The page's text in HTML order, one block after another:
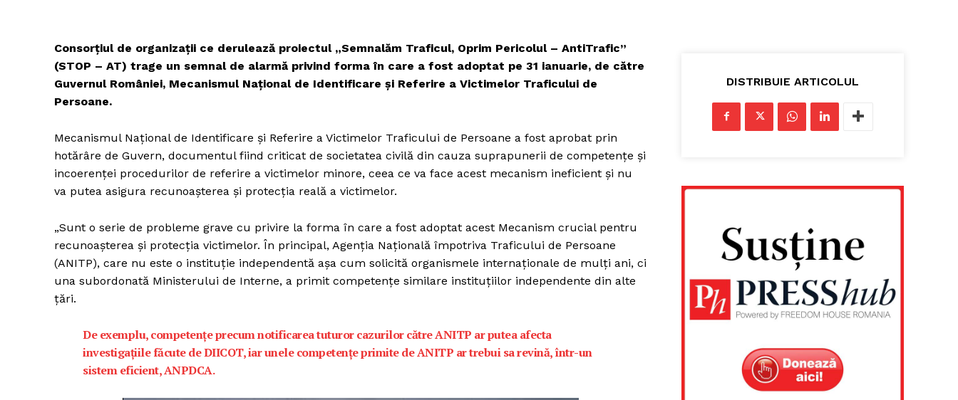
Consorțiul de organizații ce derulează proiectul „Semnalăm Traficul, Oprim Pericolul – AntiTrafic”
(STOP – AT) trage un semnal de alarmă privind forma în care a fost adoptat pe 31 ianuarie, de către
Guvernul României, Mecanismul Național de Identificare și Referire a Victimelor Traficului de
Persoane.
Mecanismul Național de Identificare și Referire a Victimelor Traficului de Persoane a fost aprobat prin
hotărâre de Guvern, documentul fiind criticat de societatea civilă din cauza suprapunerii de competențe și
incoerenței procedurilor de referire a victimelor minore, ceea ce va face acest mecanism ineficient și nu
va putea asigura recunoașterea și protecția reală a victimelor.
„Sunt o serie de probleme grave cu privire la forma în care a fost adoptat acest Mecanism crucial pentru
recunoașterea și protecția victimelor. În principal, Agenția Națională împotriva Traficului de Persoane
(ANITP), care nu este o instituție independentă așa cum solicită organismele internaționale de mulți ani, ci
una subordonată Ministerului de Interne, a primit competențe similare instituțiilor independente din alte
țări.
De exemplu, competențe precum notificarea tuturor cazurilor către ANITP ar putea afecta
investigațiile făcute de DIICOT, iar unele competențe primite de ANITP ar trebui sa revină, într-un
sistem eficient, ANPDCA.
DISTRIBUIE ARTICOLUL